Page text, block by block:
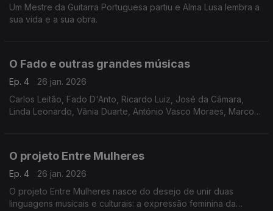
Um Mestre da Guitarra Portuguesa partiu e Alma Lusa lembra a
sua vida e a sua obra.
O Fado e outras grandes músicas
Ep. 4
26 jan. 2026
Carlos Leitão, Fado D'Anto, Ricardo Luiz, José da Câmara,
Linda Leonardo, Vânia Duarte, António Vasco Moraes, Marco
O projeto Entre Mulheres
Ep. 4
26 jan. 2026
O projeto Entre Mulheres nasce do desejo de unir duas
linguagens musicais e culturais: a expressão feminina da